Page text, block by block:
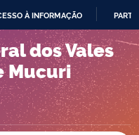
À INFORMAÇÃO
dos Vales
Mucuri